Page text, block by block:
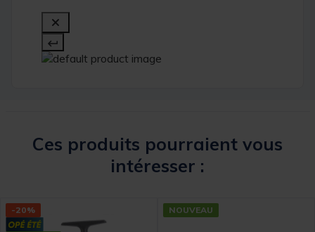
Ces produits pourraient vous
intéresser :
-20% NOUVEAU